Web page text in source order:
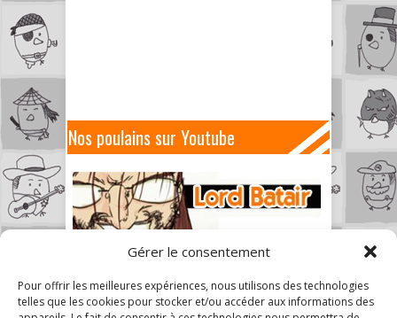
Gérer le consentement
Pour offrir les meilleures expériences, nous utilisons des technologies
telles que les cookies pour stocker et/ou accéder aux informations des
Nos poulains sur Youtube